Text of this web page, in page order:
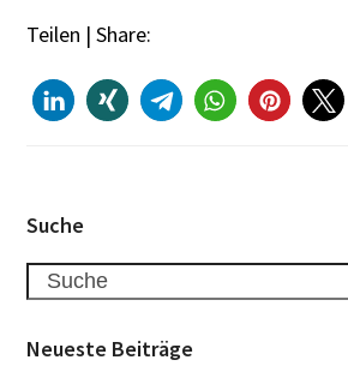
Teilen | Share:
Suche
Search
Neueste Beiträge